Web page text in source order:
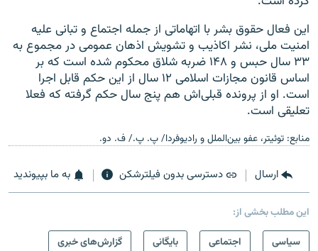
این فعال حقوق بشر با اتهاماتی از جمله اجتماع و تبانی علیه
امنیت ملی، نشر اکاذیب و تشویش اذهان عمومی در مجموع به
۳۳ سال حبس و ۱۴۸ ضربه شلاق محکوم شده است که بر
اساس قانون مجازات اسلامی ۱۲ سال از این حکم قابل اجرا
است. او از پرونده قبلی‌اش هم پنج سال حکم گرفته که فعلا
تعلیقی است.
منابع: توئیتر، عفو بین‌الملل و رادیوفردا/ پ. پ./ ف. دو.
ارسال دسترسی بدون فیلترشکن به ما بپیوندید
این مطلب بخشی از:
سیاسی
اجتماعی بایگانی گزارش‌های خبری